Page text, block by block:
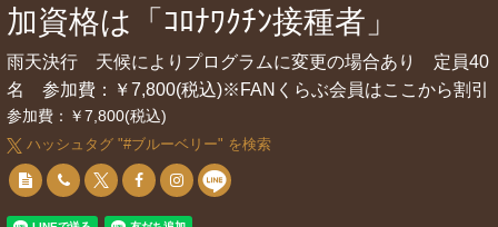
加資格は「ｺﾛﾅﾜｸﾁﾝ接種者」
雨天決行 天候によりプログラムに変更の場合あり 定員40
名 参加費：￥7,800(税込)※FANくらぶ会員はここから割引
参加費：￥7,800(税込)
ハッシュタグ "#ブルーベリー" を検索